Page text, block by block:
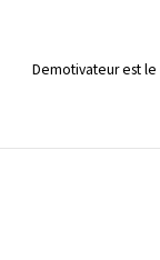
Demotivateur est